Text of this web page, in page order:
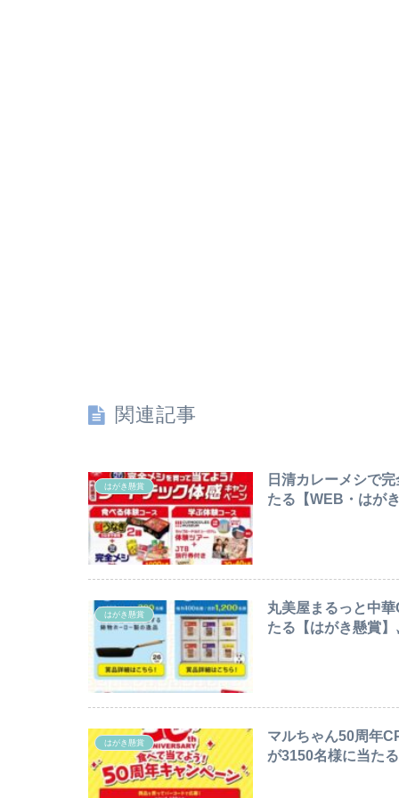
関連記事
はがき懸賞
日清カレーメシで
たる【WEB・はが
はがき懸賞
丸美屋まるっと中
たる【はがき懸賞
はがき懸賞
マルちゃん50周年
が3150名様に当た